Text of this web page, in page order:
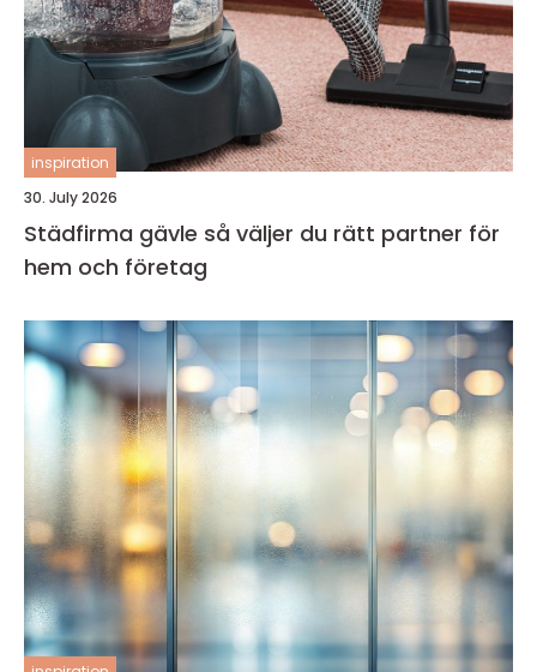
inspiration
30. July 2026
Städfirma gävle så väljer du rätt partner för
hem och företag